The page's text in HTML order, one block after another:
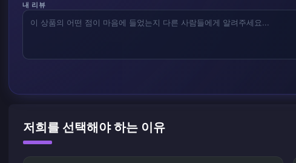
내 리뷰
저희를 선택해야 하는 이유